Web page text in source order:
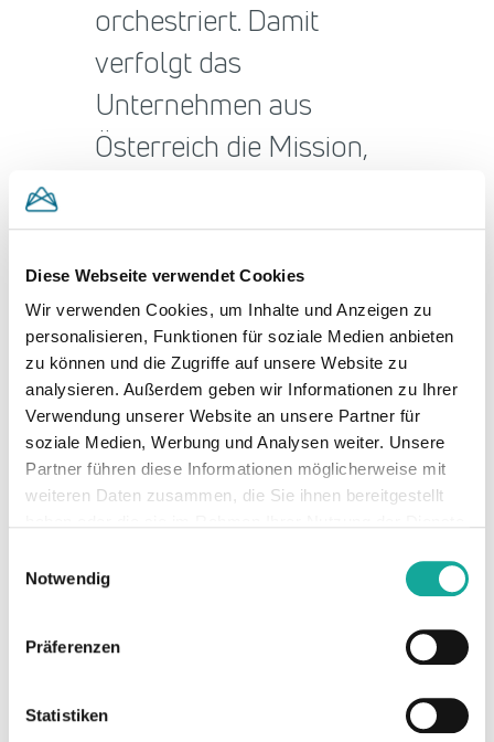
Diese Webseite verwendet Cookies
Wir verwenden Cookies, um Inhalte und Anzeigen zu
personalisieren, Funktionen für soziale Medien anbieten
zu können und die Zugriffe auf unsere Website zu
analysieren. Außerdem geben wir Informationen zu Ihrer
Verwendung unserer Website an unsere Partner für
soziale Medien, Werbung und Analysen weiter. Unsere
Partner führen diese Informationen möglicherweise mit
weiteren Daten zusammen, die Sie ihnen bereitgestellt
Notwendig
Präferenzen
Statistiken
orchestriert. Damit
verfolgt das
Unternehmen aus
Österreich die Mission,
CO2-Äquivalente
einzusparen.
Zur Webseite
Milestones
Gründung
2018
Branche
Energy &
Cleantech
Freistadt,
Österreich
Mit unserem Investment in neoom
Demokratisierung des Energiemarktes